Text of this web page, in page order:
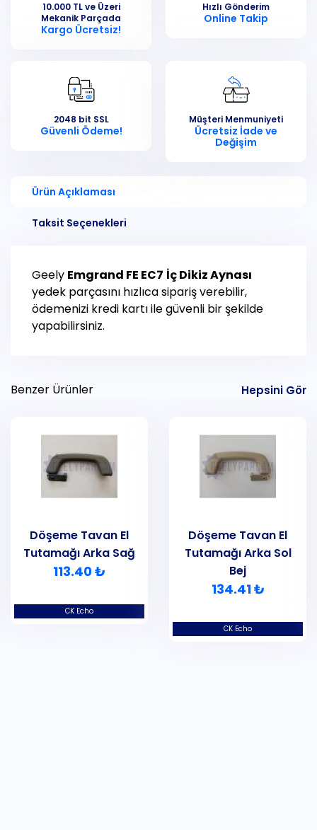
10.000 TL ve Üzeri
Mekanik Parçada
Kargo Ücretsiz!
Hızlı Gönderim
Online Takip
2048 bit SSL
Güvenli Ödeme!
Müşteri Menmuniyeti
Ücretsiz İade ve
Değişim
Ürün Açıklaması
Taksit Seçenekleri
Geely Emgrand FE EC7 İç Dikiz Aynası
yedek parçasını hızlıca sipariş verebilir,
ödemenizi kredi kartı ile güvenli bir şekilde
yapabilirsiniz.
Benzer Ürünler Hepsini Gör
CK Echo
Döşeme Tavan El
Tutamağı Arka Sağ
113.40 ₺
CK Echo
Döşeme Tavan El
Tutamağı Arka Sol
Bej
134.41 ₺